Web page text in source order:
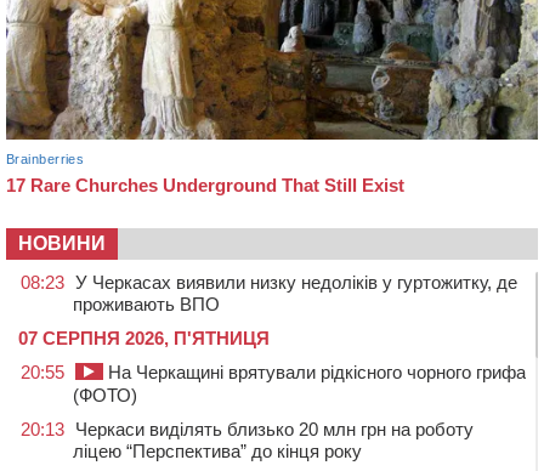
НОВИНИ
08:23 У Черкасах виявили низку недоліків у гуртожитку, де
проживають ВПО
07 СЕРПНЯ 2026, П'ЯТНИЦЯ
20:55
На Черкащині врятували рідкісного чорного грифа
(ФОТО)
20:13 Черкаси виділять близько 20 млн грн на роботу
ліцею “Перспектива” до кінця року